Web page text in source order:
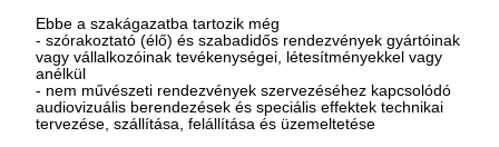
Ebbe a szakágazatba tartozik még
- szórakoztató (élő) és szabadidős rendezvények gyártóinak
vagy vállalkozóinak tevékenységei, létesítményekkel vagy
anélkül
- nem művészeti rendezvények szervezéséhez kapcsolódó
audiovizuális berendezések és speciális effektek technikai
tervezése, szállítása, felállítása és üzemeltetése